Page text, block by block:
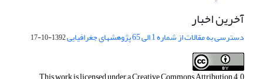
آخرین اخبار
دسترسی به مقالات از شماره 1 الی 65 پژوهشهای جغرافیایی 1392-10-17